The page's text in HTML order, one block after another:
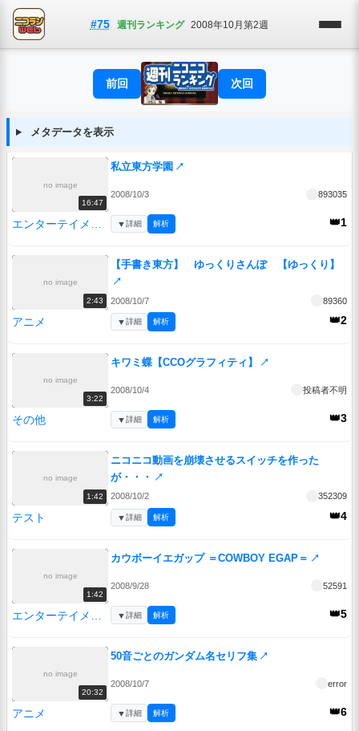
#75 週刊ランキング 2008年10月第2週
前回 次回
メタデータを表示
no image
16:47
私立東方学園 ↗
2008/10/3 893035
👑1
▼詳細 解析
no image
2:43
【手書き東方】 ゆっくりさんぽ 【ゆっくり】
↗
2008/10/7 89360
アニメ 👑2
▼詳細 解析
no image
3:22
キワミ蝶【CCOグラフィティ】 ↗
2008/10/4 投稿者不明
その他 👑3
▼詳細 解析
no image
1:42
ニコニコ動画を崩壊させるスイッチを作った
が・・・ ↗
2008/10/2 352309
テスト 👑4
▼詳細 解析
no image
1:42
カウボーイエガップ ＝COWBOY EGAP＝ ↗
2008/9/28 52591
👑5
▼詳細 解析
no image
20:32
50音ごとのガンダム名セリフ集 ↗
2008/10/7 error
アニメ 👑6
▼詳細 解析